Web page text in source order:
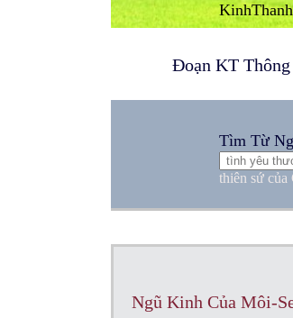
Tìm Từ
thiên sứ của
Đoạn KT Thông
Ngũ Kinh Của Môi-